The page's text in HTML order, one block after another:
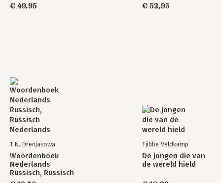
€ 49,95
€ 52,95
T.N. Drenjasowa
Woordenboek
Nederlands
Russisch, Russisch
Nederlands
Tjibbe Veldkamp
De jongen die van
de wereld hield